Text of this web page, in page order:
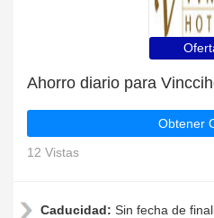
Obtener
12 Vistas
Caducidad: Sin fecha de